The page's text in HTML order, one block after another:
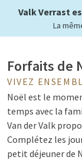
Valk Verrast
La
vous
Forfaits de
VIVEZ
Noël est le
temps avec la
Van der Valk
Complétez les
petit déjeuner de